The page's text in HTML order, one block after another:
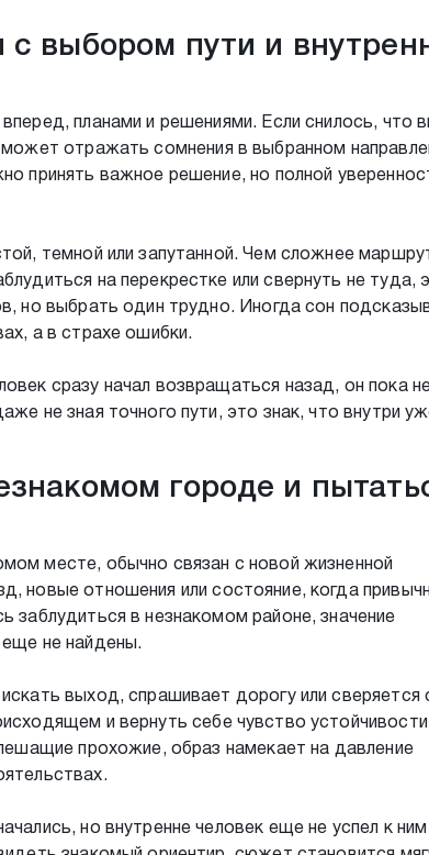
с выбором пути и
планами и решениями. Если снилось, что
отражать сомнения в выбранном
принять важное решение, но полной
темной или запутанной. Чем сложнее
на перекрестке или свернуть не туда,
но выбрать один трудно. Иногда сон
а в страхе ошибки.
сразу начал возвращаться назад, он пока
не зная точного пути, это знак, что внутри
городе и
месте, обычно связан с новой жизненной
новые отношения или состояние, когда
заблудиться в незнакомом районе, значение
еще не найдены.
выход, спрашивает дорогу или сверяется
и вернуть себе чувство
прохожие, образ намекает на давление
но внутренне человек еще не успел к ним